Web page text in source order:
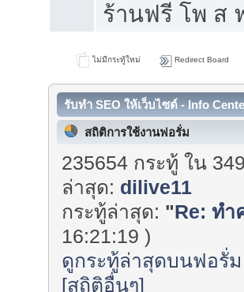
ร้านฟรี โพ ส
ไม่มีกระทู้ใหม่ Redirect Board
รับทำ SEO ให้เว็บไซต์ - Info
สถิติการใช้งานฟอรั่ม
235654 กระทู้ ใน
ล่าสุด: dilive11
กระทู้ล่าสุด: "Re: ทำ
16:21:19 )
ดูกระทู้ล่าสุดบนฟอรั่ม
[สถิติอื่นๆ]